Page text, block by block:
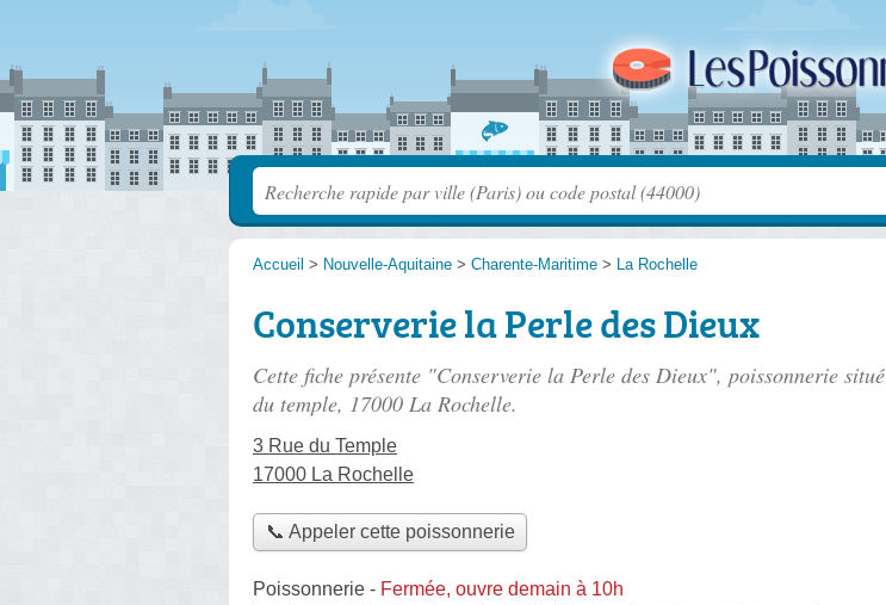
Accueil > Nouvelle-Aquitaine > Charente-Maritime > La Rochelle
Conserverie la Perle des Dieux
Cette fiche présente "Conserverie la Perle des Dieux", poissonnerie situé
du temple, 17000 La Rochelle.
3 Rue du Temple
17000 La Rochelle
📞 Appeler cette poissonnerie
Poissonnerie - Fermée, ouvre demain à 10h